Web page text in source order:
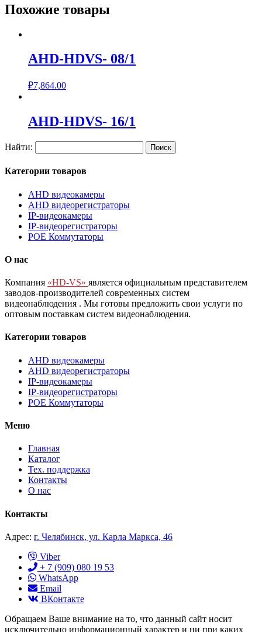
Похожие товары
AHD-HDVS- 08/1
₽7,864.00
AHD-HDVS- 16/1
Найти:
Категории товаров
AHD видеокамеры
AHD видеорегистраторы
IP-видеокамеры
IP-видеорегистраторы
POE Коммутаторы
О нас
Компания «HD-VS» является официальным представителем
заводов-производителей современных систем
видеонаблюдения . Мы готовы предложить свои услуги по
оптовым поставкам систем видеонаблюдения.
Категории товаров
AHD видеокамеры
AHD видеорегистраторы
IP-видеокамеры
IP-видеорегистраторы
POE Коммутаторы
Меню
Главная
Каталог
Тех. поддержка
Контакты
О нас
Контакты
Адрес: г. Челябинск, ул. Карла Маркса, 46
Viber
+ 7 (909) 080 19 53
WhatsApp
Email
ВКонтакте
Обращаем Ваше внимание на то, что данный сайт носит
исключительно информационный характер и ни при каких